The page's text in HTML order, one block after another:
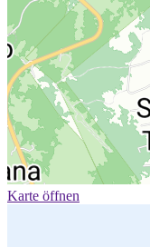
Karte öffnen